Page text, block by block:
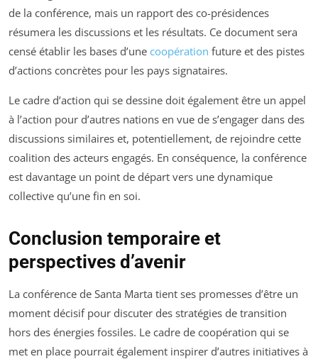
de la conférence, mais un rapport des co-présidences
résumera les discussions et les résultats. Ce document sera
censé établir les bases d’une coopération future et des pistes
d’actions concrètes pour les pays signataires.
Le cadre d’action qui se dessine doit également être un appel
à l’action pour d’autres nations en vue de s’engager dans des
discussions similaires et, potentiellement, de rejoindre cette
coalition des acteurs engagés. En conséquence, la conférence
est davantage un point de départ vers une dynamique
collective qu’une fin en soi.
Conclusion temporaire et
perspectives d’avenir
La conférence de Santa Marta tient ses promesses d’être un
moment décisif pour discuter des stratégies de transition
hors des énergies fossiles. Le cadre de coopération qui se
met en place pourrait également inspirer d’autres initiatives à